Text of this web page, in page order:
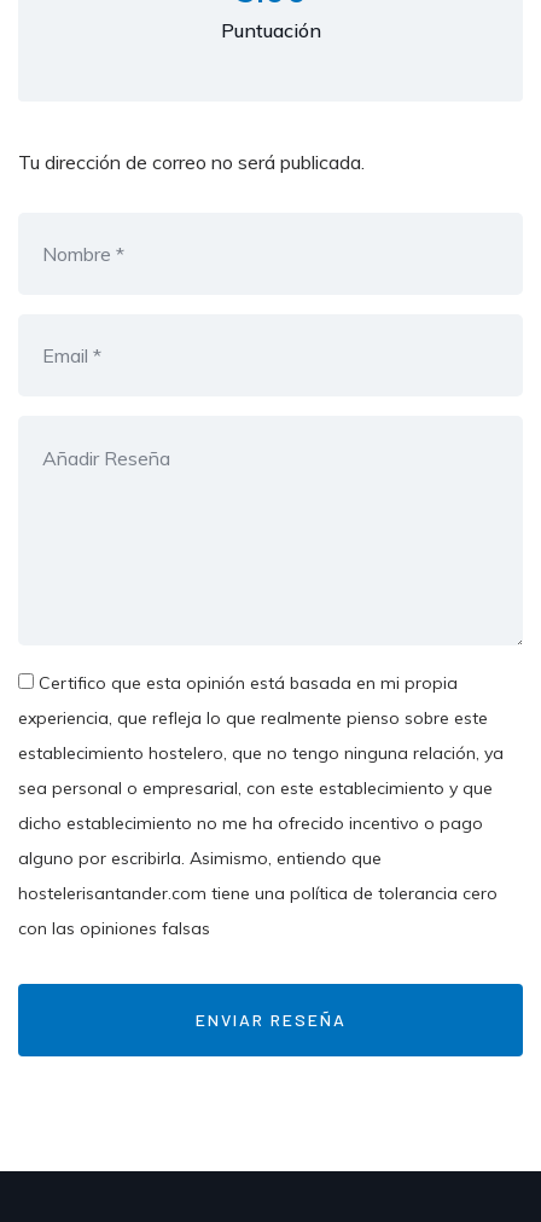
Puntuación
Tu dirección de correo no será publicada.
Certifico que esta opinión está basada en mi propia
experiencia, que refleja lo que realmente pienso sobre este
establecimiento hostelero, que no tengo ninguna relación, ya
sea personal o empresarial, con este establecimiento y que
dicho establecimiento no me ha ofrecido incentivo o pago
alguno por escribirla. Asimismo, entiendo que
hostelerisantander.com tiene una política de tolerancia cero
con las opiniones falsas